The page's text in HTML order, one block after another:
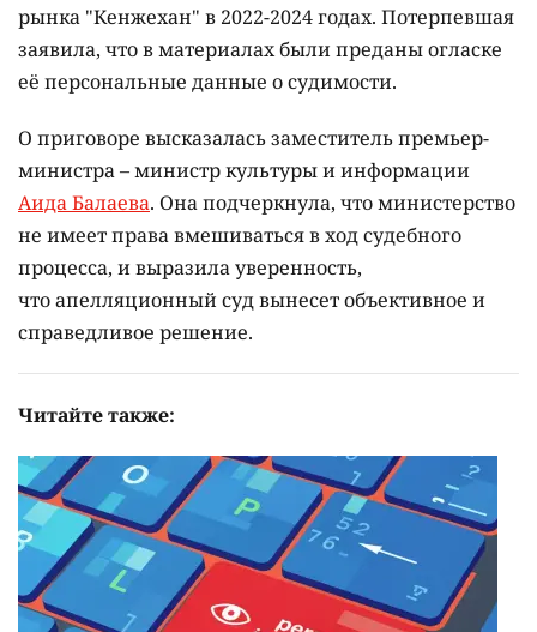
рынка "Кенжехан" в 2022-2024 годах. Потерпевшая
заявила, что в материалах были преданы огласке
её персональные данные о судимости.
О приговоре высказалась заместитель премьер-
министра – министр культуры и информации
Аида Балаева. Она подчеркнула, что министерство
не имеет права вмешиваться в ход судебного
процесса, и выразила уверенность,
что апелляционный суд вынесет объективное и
справедливое решение.
Читайте также: